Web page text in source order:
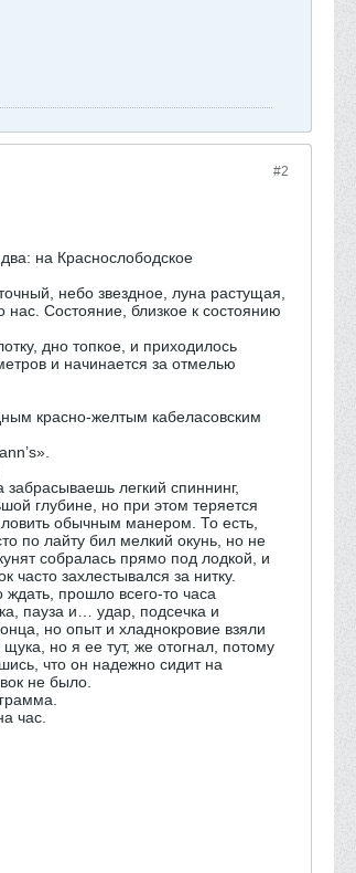
#2
на Краснослободское
небо звездное, луна растущая,
Состояние, близкое к состоянию
дно топкое, и приходилось
и начинается за отмелью
красно-желтым кабеласовским
легкий спиннинг,
глубине, но при этом теряется
обычным манером. То есть,
по лайту бил мелкий окунь, но не
собралась прямо под лодкой, и
захлестывался за нитку.
прошло всего-то часа
пауза и… удар, подсечка и
но опыт и хладнокровие взяли
но я ее тут, же отогнал, потому
что он надежно сидит на
не было.
час.